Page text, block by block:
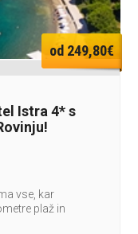
od 249,80€
Istra 4* s
vse, kar
plaž in